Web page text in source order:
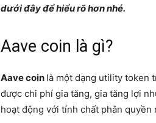
dưới đây để hiểu rõ hơn nhé.
Aave coin là gì?
Aave coin là một dạng utility token
được chi phí gia tăng, gia tăng lợi
hoạt động với tính chất phân